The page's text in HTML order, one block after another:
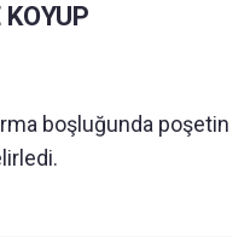
boşluğunda poşetin